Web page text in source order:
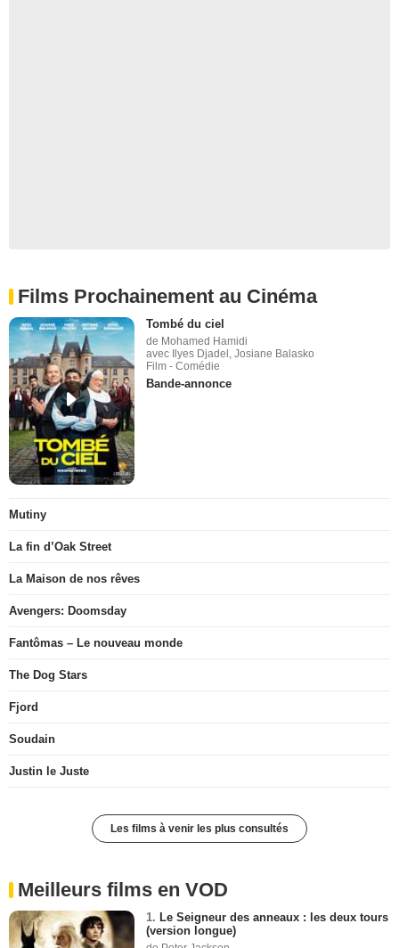
Films Prochainement au Cinéma
Tombé du ciel
de Mohamed Hamidi
avec Ilyes Djadel, Josiane Balasko
Film - Comédie
Bande-annonce
Mutiny
La fin d’Oak Street
La Maison de nos rêves
Avengers: Doomsday
Fantômas – Le nouveau monde
The Dog Stars
Fjord
Soudain
Justin le Juste
Les films à venir les plus consultés
Meilleurs films en VOD
1. Le Seigneur des anneaux : les deux tours
(version longue)